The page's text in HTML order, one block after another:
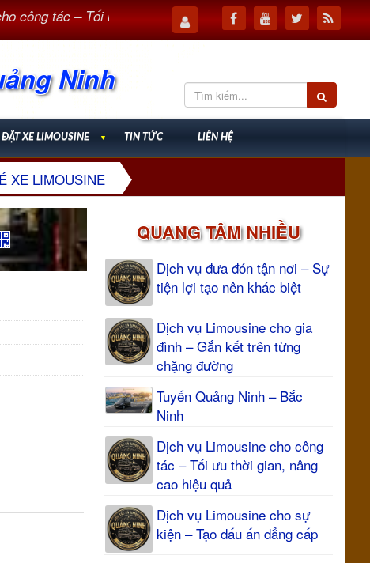
tác – Tối ưu thời gian, nâng cao hiệu quả Dịch vụ
Ninh
ĐẶT XE LIMOUSINE ▼ TIN TỨC LIÊN HỆ
XE LIMOUSINE
QUANG TÂM NHIỀU
Dịch vụ đưa đón tận nơi – Sự
tiện lợi tạo nên khác biệt
Dịch vụ Limousine cho gia
đình – Gắn kết trên từng
chặng đường
Tuyến Quảng Ninh – Bắc
Ninh
Dịch vụ Limousine cho công
tác – Tối ưu thời gian, nâng
cao hiệu quả
Dịch vụ Limousine cho sự
kiện – Tạo dấu ấn đẳng cấp